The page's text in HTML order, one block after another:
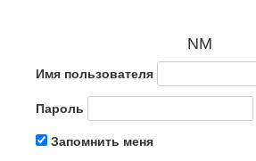
NM
Имя пользователя
Пароль
Запомнить меня